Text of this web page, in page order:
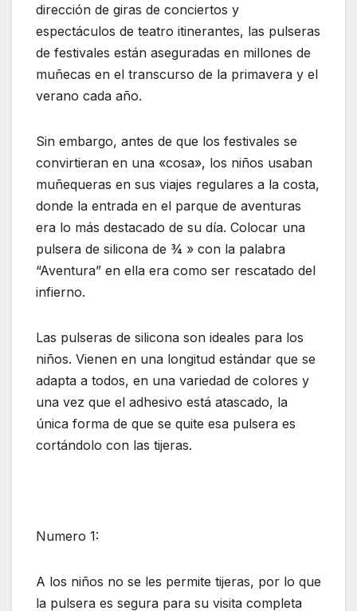
dirección de giras de conciertos y
espectáculos de teatro itinerantes, las pulseras
de festivales están aseguradas en millones de
muñecas en el transcurso de la primavera y el
verano cada año.
Sin embargo, antes de que los festivales se
convirtieran en una «cosa», los niños usaban
muñequeras en sus viajes regulares a la costa,
donde la entrada en el parque de aventuras
era lo más destacado de su día. Colocar una
pulsera de silicona de ¾ » con la palabra
“Aventura” en ella era como ser rescatado del
infierno.
Las pulseras de silicona son ideales para los
niños. Vienen en una longitud estándar que se
adapta a todos, en una variedad de colores y
una vez que el adhesivo está atascado, la
única forma de que se quite esa pulsera es
cortándolo con las tijeras.
Numero 1:
A los niños no se les permite tijeras, por lo que
la pulsera es segura para su visita completa